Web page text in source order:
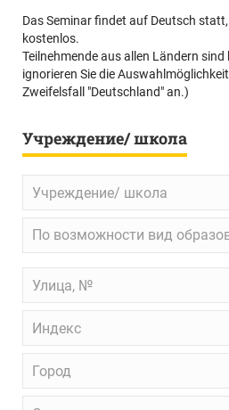
Das Seminar findet auf Deutsch
kostenlos.
Teilnehmende aus allen Ländern
ignorieren Sie die
Zweifelsfall "Deutschland" an.)
Учреждение/ школа
школа
возможности
образования
По возможности вид